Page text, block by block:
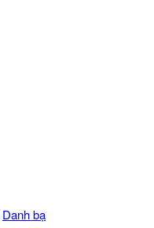
Danh bạ